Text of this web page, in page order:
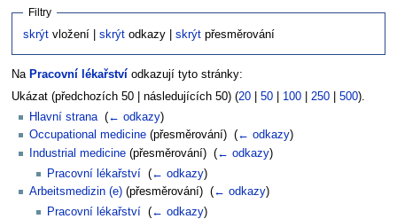
Filtry
skrýt vložení |skrýt odkazy |skrýt přesměrování
Na Pracovní lékařství odkazují tyto stránky:
Ukázat (předchozích 50 | následujících 50) (20| 50| 100| 250| 500).
Hlavní strana‎ (← odkazy)
Occupational medicine (přesměrování) ‎ (← odkazy)
Industrial medicine (přesměrování) ‎ (← odkazy)
Pracovní lékařství ‎(← odkazy)
Arbeitsmedizin (e) (přesměrování) ‎ (← odkazy)
Pracovní lékařství ‎(← odkazy)